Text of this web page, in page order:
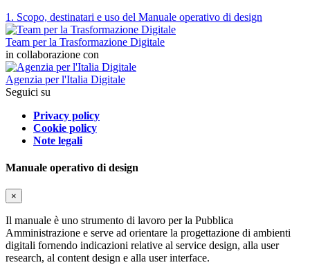
1. Scopo, destinatari e uso del Manuale operativo di design
Team per la Trasformazione Digitale
in collaborazione con
Agenzia per l'Italia Digitale
Seguici su
Privacy policy
Cookie policy
Note legali
Manuale operativo di design
×
Il manuale è uno strumento di lavoro per la Pubblica
Amministrazione e serve ad orientare la progettazione di ambienti
digitali fornendo indicazioni relative al service design, alla user
research, al content design e alla user interface.